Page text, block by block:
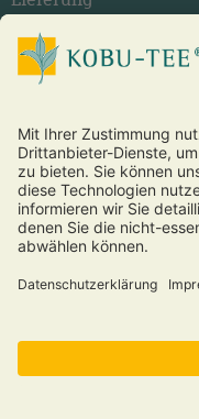
facebook
* Alle Preise inkl.
und ggf.